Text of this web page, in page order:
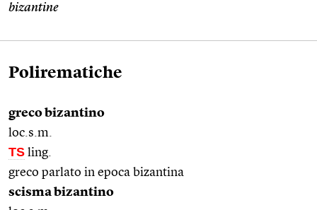
bizantine
Polirematiche
greco bizantino
loc.s.m.
TS ling.
greco parlato in epoca bizantina
scisma bizantino